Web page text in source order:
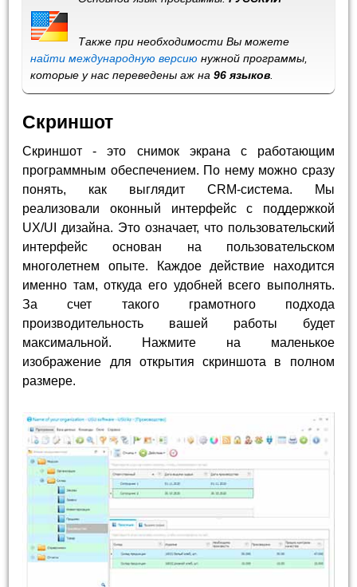
Также при необходимости Вы можете
найти международную версию нужной программы,
которые у нас переведены аж на96 языков
Скриншот
Скриншот - это снимок экрана с работающим
программным обеспечением. По нему можно сразу
понять, как выглядит CRM-система. Мы
реализовали оконный интерфейс с поддержкой
UX/UI дизайна. Это означает, что пользовательский
интерфейс основан на пользовательском
многолетнем опыте. Каждое действие находится
именно там, откуда его удобней всего выполнять.
За счет такого грамотного подхода
производительность вашей работы будет
максимальной. Нажмите на маленькое
изображение для открытия скриншота в полном
размере.